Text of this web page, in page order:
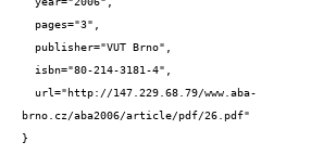
brno.cz/aba2006/article/pdf/26.pdf"
}